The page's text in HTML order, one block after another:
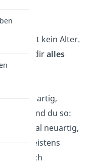
kennt kein Alter.
ich diralles
schön artig,
Und du so:
mal neuartig,
meistens